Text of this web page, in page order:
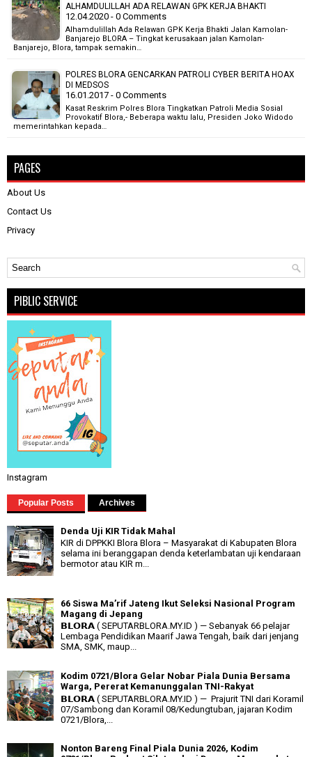
ALHAMDULILLAH ADA RELAWAN GPK KERJA BHAKTI
12.04.2020 - 0 Comments
Alhamdulillah Ada Relawan GPK Kerja Bhakti Jalan Kamolan-
Banjarejo BLORA – Tingkat kerusakaan jalan Kamolan-
Banjarejo, Blora, tampak semakin…
POLRES BLORA GENCARKAN PATROLI CYBER BERITA HOAX
DI MEDSOS
16.01.2017 - 0 Comments
Kasat Reskrim Polres Blora Tingkatkan Patroli Media Sosial
Provokatif Blora,- Beberapa waktu lalu, Presiden Joko Widodo
memerintahkan kepada…
PAGES
About Us
Contact Us
Privacy
PIBLIC SERVICE
Instagram
Popular Posts Archives
Denda Uji KIR Tidak Mahal
KIR di DPPKKI Blora Blora – Masyarakat di Kabupaten Blora
selama ini beranggapan denda keterlambatan uji kendaraan
bermotor atau KIR m...
66 Siswa Ma’rif Jateng Ikut Seleksi Nasional Program
Magang di Jepang
𝗕𝗟𝗢𝗥𝗔 ( SEPUTARBLORA.MY.ID ) — Sebanyak 66 pelajar
Lembaga Pendidikan Maarif Jawa Tengah, baik dari jenjang
SMA, SMK, maup...
Kodim 0721/Blora Gelar Nobar Piala Dunia Bersama
Warga, Pererat Kemanunggalan TNI-Rakyat
𝗕𝗟𝗢𝗥𝗔 ( SEPUTARBLORA.MY.ID ) — Prajurit TNI dari Koramil
07/Sambong dan Koramil 08/Kedungtuban, jajaran Kodim
0721/Blora,...
Nonton Bareng Final Piala Dunia 2026, Kodim